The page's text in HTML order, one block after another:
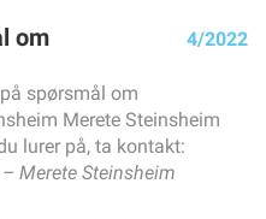
Har du fått det
farge på dekslet
om
4/2022
spørsmål om
Merete Steinsheim
lurer på, ta kontakt:
Merete Steinsheim